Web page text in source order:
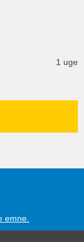
1 uge
emne.